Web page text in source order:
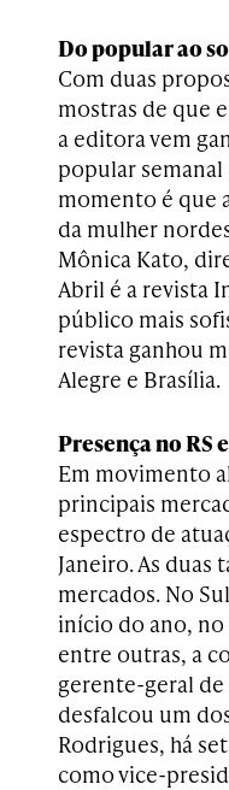
Do popular ao
Com duas
mostras de que
a editora vem
popular
momento é que
da mulher
Mônica Kato,
Abril é a revista
público mais
revista ganhou
Alegre e Brasília.
Presença no RS
Em movimento
principais
espectro de
Janeiro. As
mercados. No
início do ano,
entre outras, a
gerente-geral
desfalcou um
Rodrigues, há
como vice-